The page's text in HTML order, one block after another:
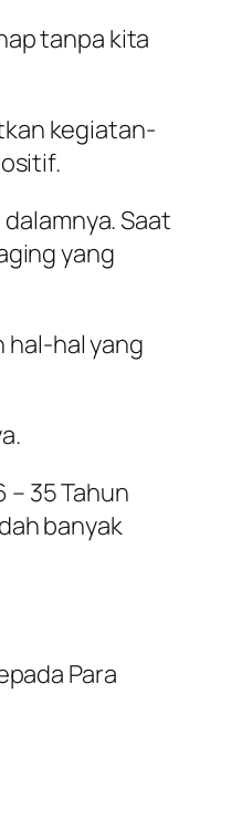
tanpa kita
kegiatan-
Saat
yang
hal-hal yang
– 35 Tahun
banyak
Para